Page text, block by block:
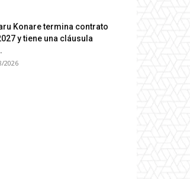
Konare termina contrato
y tiene una cláusula
2026